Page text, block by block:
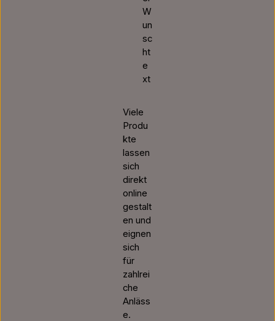
W
un
sc
ht
e
xt
Viele
Produ
kte
lassen
sich
direkt
online
gestalt
en und
eignen
sich
für
zahlrei
che
Anläss
e.